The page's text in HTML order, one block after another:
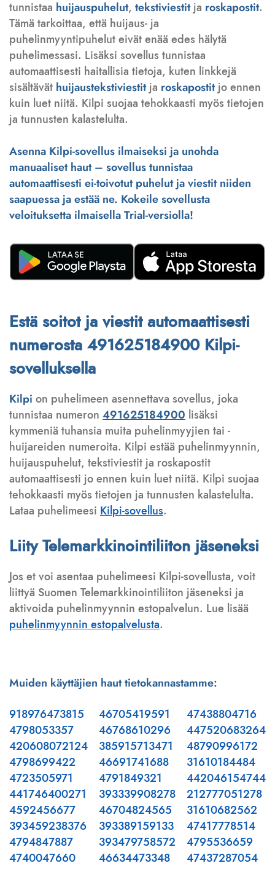
tunnistaa huijauspuhelut, tekstiviestitja roskapostit.
Tämä tarkoittaa, että huijaus- ja
puhelinmyyntipuhelut eivät enää edes hälytä
puhelimessasi. Lisäksi sovellus tunnistaa
automaattisesti haitallisia tietoja, kuten linkkejä
sisältävät huijaustekstiviestitja roskapostitjo ennen
kuin luet niitä. Kilpi suojaa tehokkaasti myös tietojen
ja tunnusten kalastelulta.
Asenna Kilpi-sovellus ilmaiseksi ja unohda
manuaaliset haut – sovellus tunnistaa
automaattisesti ei-toivotut puhelut ja viestit niiden
saapuessa ja estää ne. Kokeile sovellusta
veloituksetta ilmaisella Trial-versiolla!
Estä soitot ja viestit automaattisesti
numerosta 491625184900 Kilpi-
sovelluksella
Kilpi on puhelimeen asennettava sovellus, joka
tunnistaa numeron 491625184900 lisäksi
kymmeniä tuhansia muita puhelinmyyjien tai -
huijareiden numeroita. Kilpi estää puhelinmyynnin,
huijauspuhelut, tekstiviestit ja roskapostit
automaattisesti jo ennen kuin luet niitä. Kilpi suojaa
tehokkaasti myös tietojen ja tunnusten kalastelulta.
Lataa puhelimeesi Kilpi-sovellus.
Liity Telemarkkinointiliiton jäseneksi
Jos et voi asentaa puhelimeesi Kilpi-sovellusta, voit
liittyä Suomen Telemarkkinointiliiton jäseneksi ja
aktivoida puhelinmyynnin estopalvelun. Lue lisää
puhelinmyynnin estopalvelusta.
Muiden käyttäjien haut tietokannastamme:
918976473815
4798053357
420608072124
4798699422
4723505971
441746400271
4592456677
393459238376
4794847887
4740047660
46705419591
46768610296
385915713471
46691741688
4791849321
393339908278
46704824565
393389159133
393479758572
46634473348
47438804716
447520683264
48790996172
31610184484
442046154744
212777051278
31610682562
47417778514
4795536659
47437287054